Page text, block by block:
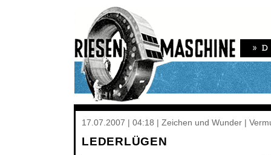
17.07.2007 | 04:18 | Zeichen und Wunder |
LEDERLÜGEN